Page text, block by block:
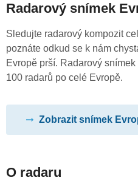
Radarový snímek
Sledujte radarový kompozit
poznáte odkud se k nám
Evropě prší. Radarový
100 radarů po celé Evropě.
Zobrazit snímek
O radaru